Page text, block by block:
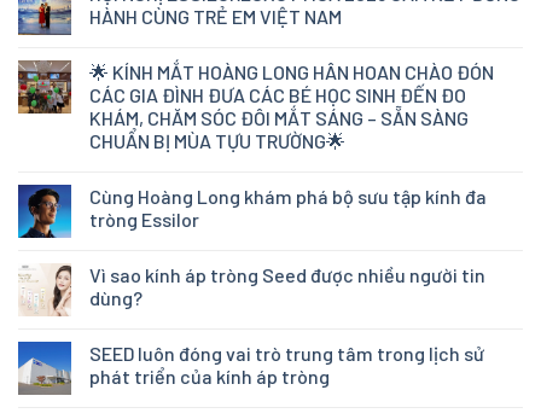
HÀNH CÙNG TRẺ EM VIỆT NAM
🌟 KÍNH MẮT HOÀNG LONG HÂN HOAN CHÀO ĐÓN
CÁC GIA ĐÌNH ĐƯA CÁC BÉ HỌC SINH ĐẾN ĐO
KHÁM, CHĂM SÓC ĐÔI MẮT SÁNG – SẴN SÀNG
CHUẨN BỊ MÙA TỰU TRƯỜNG🌟
Cùng Hoàng Long khám phá bộ sưu tập kính đa
tròng Essilor
Vì sao kính áp tròng Seed được nhiều người tin
dùng?
SEED luôn đóng vai trò trung tâm trong lịch sử
phát triển của kính áp tròng